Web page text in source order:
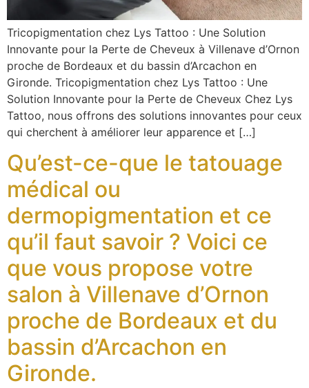
Tricopigmentation chez Lys Tattoo : Une Solution
Innovante pour la Perte de Cheveux à Villenave d’Ornon
proche de Bordeaux et du bassin d’Arcachon en
Gironde. Tricopigmentation chez Lys Tattoo : Une
Solution Innovante pour la Perte de Cheveux Chez Lys
Tattoo, nous offrons des solutions innovantes pour ceux
qui cherchent à améliorer leur apparence et […]
Qu’est-ce-que le tatouage
médical ou
dermopigmentation et ce
qu’il faut savoir ? Voici ce
que vous propose votre
salon à Villenave d’Ornon
proche de Bordeaux et du
bassin d’Arcachon en
Gironde.